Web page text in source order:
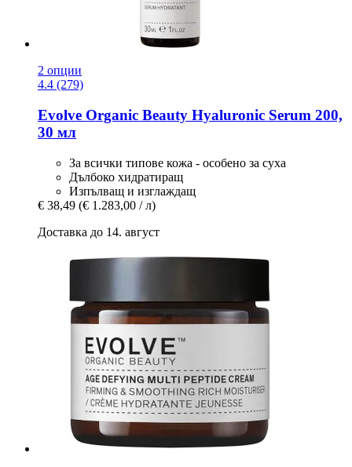
2 опции
4.4 (279)
Evolve Organic Beauty Hyaluronic Serum 200,
30 мл
За всички типове кожа - особено за суха
Дълбоко хидратиращ
Изпълващ и изглаждащ
€ 38,49 (€ 1.283,00 / л)
Доставка до 14. август